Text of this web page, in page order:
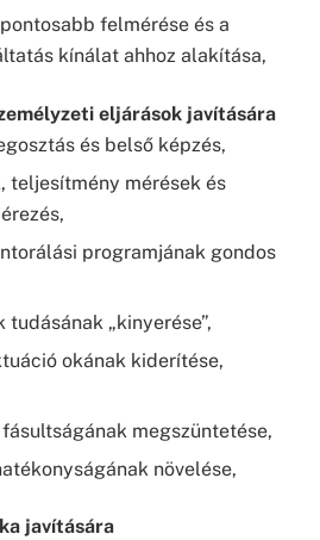
felmérése és a
kínálat ahhoz alakítása,
eljárások javítására
és belső képzés,
teljesítmény mérések és
programjának gondos
„kinyerése”,
okának kiderítése,
megszüntetése,
növelése,
javítására